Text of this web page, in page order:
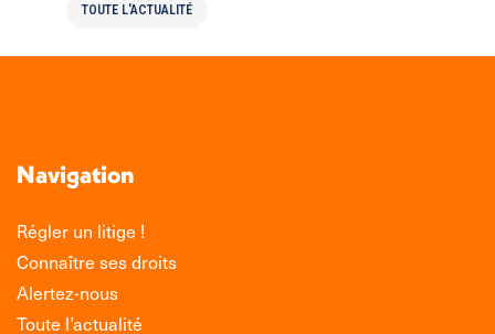
TOUTE L'ACTUALITÉ
Navigation
Régler un litige !
Connaître ses droits
Alertez-nous
Toute l’actualité